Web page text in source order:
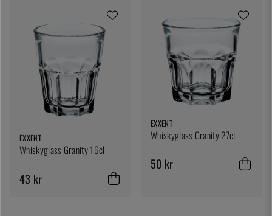
EXXENT
Whiskyglass Granity 16cl
43 kr
EXXENT
Whiskyglass Granity 27cl
50 kr